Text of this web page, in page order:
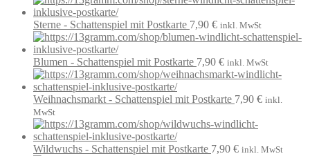
Sterne - Schattenspiel mit Postkarte 7,90 € inkl. MwSt
Blumen - Schattenspiel mit Postkarte 7,90 € inkl. MwSt
Weihnachsmarkt - Schattenspiel mit Postkarte 7,90 € inkl.
MwSt
Wildwuchs - Schattenspiel mit Postkarte 7,90 € inkl. MwSt